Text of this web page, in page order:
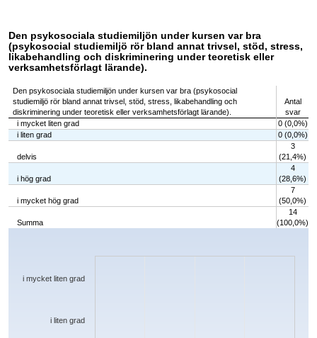
Den psykosociala studiemiljön under kursen var bra
(psykosocial studiemiljö rör bland annat trivsel, stöd, stress,
likabehandling och diskriminering under teoretisk eller
verksamhetsförlagt lärande).
Den psykosociala studiemiljön under kursen var bra (psykosocial
studiemiljö rör bland annat trivsel, stöd, stress, likabehandling och
diskriminering under teoretisk eller verksamhetsförlagt lärande).
Antal
svar
i mycket liten grad
0 (0,0%)
i liten grad
0 (0,0%)
delvis
3
(21,4%)
i hög grad
4
(28,6%)
i mycket hög grad
7
(50,0%)
Summa
14
(100,0%)
Chart
The chart has 1 X axis displaying categories.
i liten grad
i mycket liten grad